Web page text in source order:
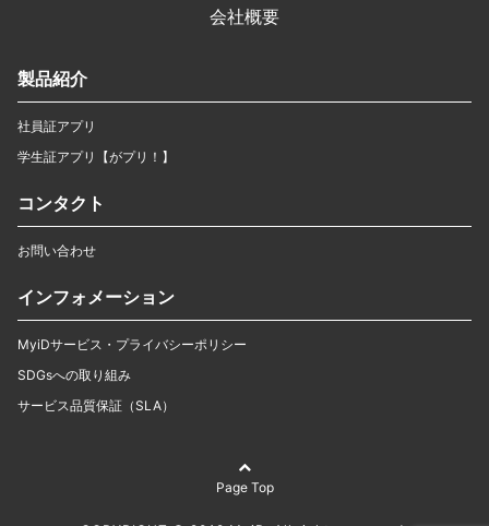
会社概要
製品紹介
社員証アプリ
学生証アプリ【がプリ！】
コンタクト
お問い合わせ
インフォメーション
MyiDサービス・プライバシーポリシー
SDGsへの取り組み
サービス品質保証（SLA）
Page Top